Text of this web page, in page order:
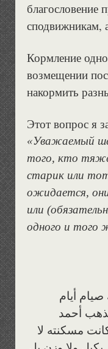
благословение
сподвижникам,
Кормление
возмещении
накормить
Этот вопрос я
«Уважаемый
того, кто
старик или
ожидается,
или
одного и тогo
أحمد
مسكنته لا